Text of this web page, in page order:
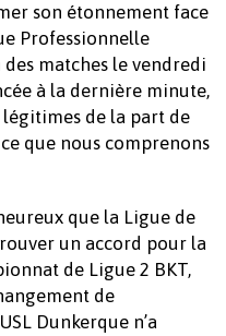
son étonnement face
Professionnelle
matches le vendredi
à la dernière minute,
légitimes de la part de
que nous comprenons
que la Ligue de
un accord pour la
de Ligue 2 BKT,
de
Dunkerque n’a